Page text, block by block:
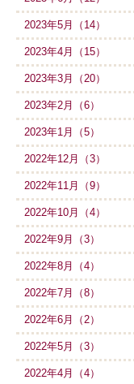
2023年5月（14）
2023年4月（15）
2023年3月（20）
2023年2月（6）
2023年1月（5）
2022年12月（3）
2022年11月（9）
2022年10月（4）
2022年9月（3）
2022年8月（4）
2022年7月（8）
2022年6月（2）
2022年5月（3）
2022年4月（4）